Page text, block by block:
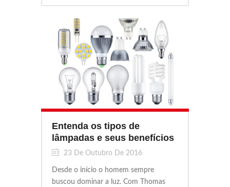
Entenda os tipos de
lâmpadas e seus benefícios
23 De Outubro De 2016
Desde o início o homem sempre
buscou dominar a luz. Com Thomas